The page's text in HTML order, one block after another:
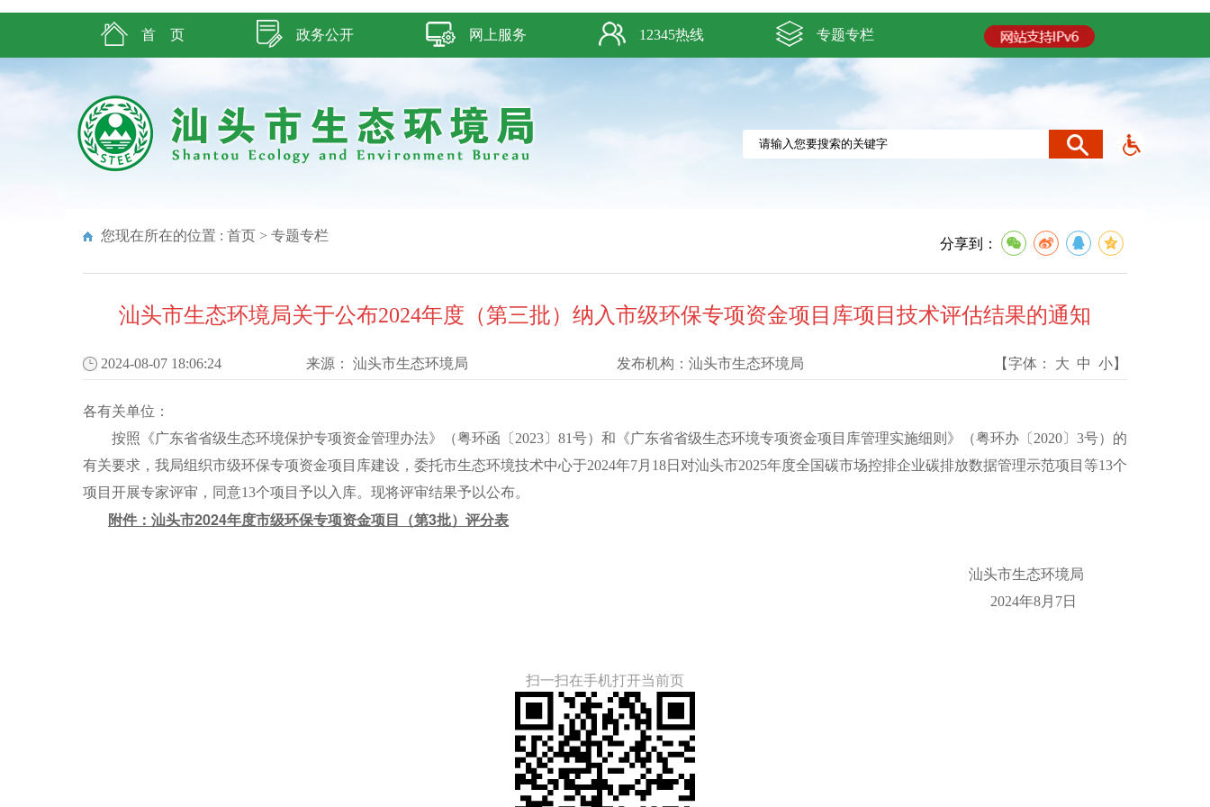
首 页 政务公开 网上服务 12345热线 专题专栏
您现在所在的位置 : 首页 > 专题专栏
分享到：
汕头市生态环境局关于公布2024年度（第三批）纳入市级环保专项资金项目库项目技术评估结果的通知
2024-08-07 18:06:24 来源： 汕头市生态环境局 发布机构： 汕头市生态环境局 【字体： 大 中 小】
各有关单位：
按照《广东省省级生态环境保护专项资金管理办法》（粤环函〔2023〕81号）和《广东省省级生态环境专项资金项目库管理实施细则》（粤环办〔2020〕3号）的
有关要求，我局组织市级环保专项资金项目库建设，委托市生态环境技术中心于2024年7月18日对汕头市2025年度全国碳市场控排企业碳排放数据管理示范项目等13个
项目开展专家评审，同意13个项目予以入库。现将评审结果予以公布。
附件：汕头市2024年度市级环保专项资金项目（第3批）评分表
汕头市生态环境局
2024年8月7日
扫一扫在手机打开当前页